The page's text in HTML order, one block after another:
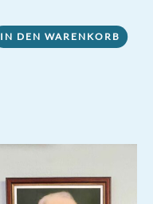
IN DEN WARENKORB